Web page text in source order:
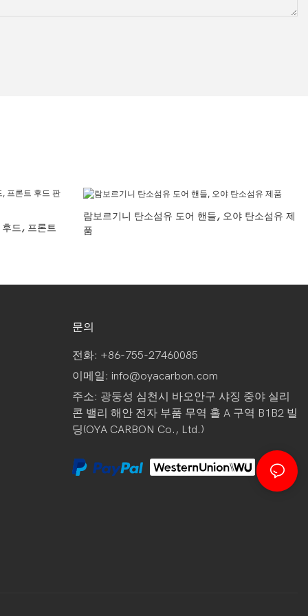
드, 프론트
람보르기니 탄소섬유 도어 핸들, 오야 탄소섬유 제
품
문의
전화: +86-755-27460085
이메일: info@oyacarbon.com
주소: 광둥성 심천시 바오안구 샤징 중야 실리
콘 밸리 해안 전자 부품 무역 홀 A 구역 B1B2 빌
딩(OYA CARBON Co., Ltd.)